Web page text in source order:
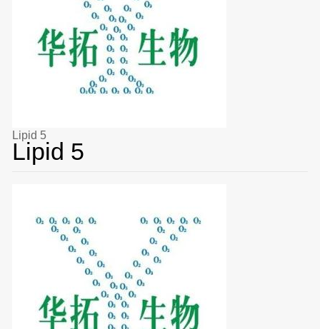
Lipid 5
Lipid 5